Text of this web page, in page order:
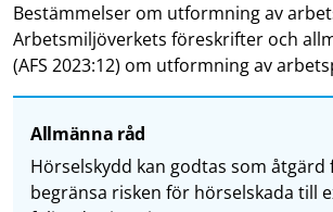
Bestämmelser om utformning av
Arbetsmiljöverkets föreskrifter och
(AFS 2023:12) om utformning av
Allmänna råd
Hörselskydd kan godtas som
begränsa risken för hörselskada till